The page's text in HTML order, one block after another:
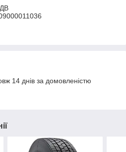
14 днів за домовленістю